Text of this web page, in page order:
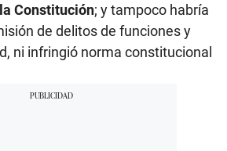
Constitución; y tampoco habría
de delitos de funciones y
ni infringió norma constitucional